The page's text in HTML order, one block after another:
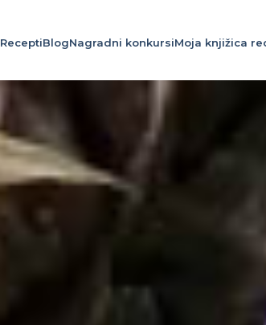
ReceptiBlogNagradni konkursiMoja knjižica